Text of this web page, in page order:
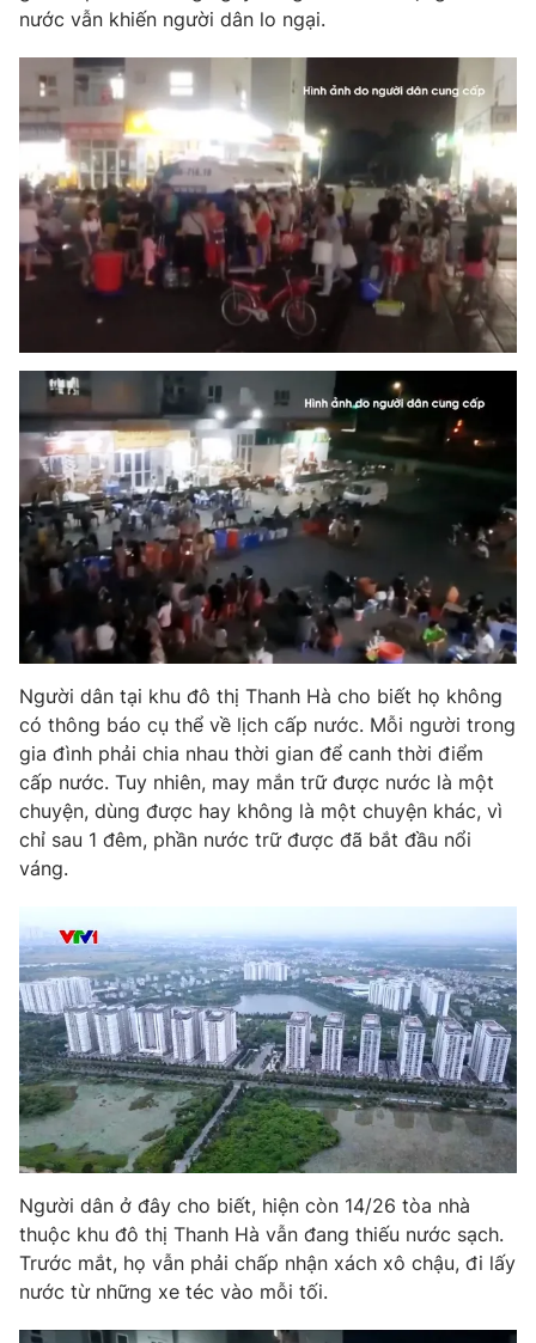
Thị trường 24h Tấm lòng Việt
VTV4 Vươn mình bằng AI
VTV9 VTV8
Liên hệ tòa soạn English
THỜI BÁO VTV
Theo dõi báo trên
Cơ quan chủ quản: Đài Truyền hình Việt Nam
Cơ quan báo chí:
Thời báo VTV
Giấy phép hoạt động báo in và báo điện tử số 483/GP-BTTTT
cấp ngày 29/12/2023
Tổng Biên tập:Vũ Thanh Thủy
Phó Tổng Biên tập: Nguyễn Thị Mỹ Hạnh, Phạm Quốc Thắng,
Nguyễn Trọng Ninh
Tổng đài VTV:024.38 355 931 - 024.38 355 932
Ðiện thoại Thời báo VTV:024.66 897 897
Email:toasoan@vtv.vn
Liên hệ quảng cáo:
® Cấm sao chép dưới mọi hình thức nếu không có sự chấp
thuận bằng văn bản. Ghi rõ nguồn VTV.vn khi phát hành lại
thông tin từ website này.
nước vẫn khiến người dân lo ngại.
Người dân tại khu đô thị Thanh Hà cho biết họ không
có thông báo cụ thể về lịch cấp nước. Mỗi người trong
gia đình phải chia nhau thời gian để canh thời điểm
cấp nước. Tuy nhiên, may mắn trữ được nước là một
chuyện, dùng được hay không là một chuyện khác, vì
chỉ sau 1 đêm, phần nước trữ được đã bắt đầu nổi
váng.
Người dân ở đây cho biết, hiện còn 14/26 tòa nhà
thuộc khu đô thị Thanh Hà vẫn đang thiếu nước sạch.
Trước mắt, họ vẫn phải chấp nhận xách xô chậu, đi lấy
nước từ những xe téc vào mỗi tối.